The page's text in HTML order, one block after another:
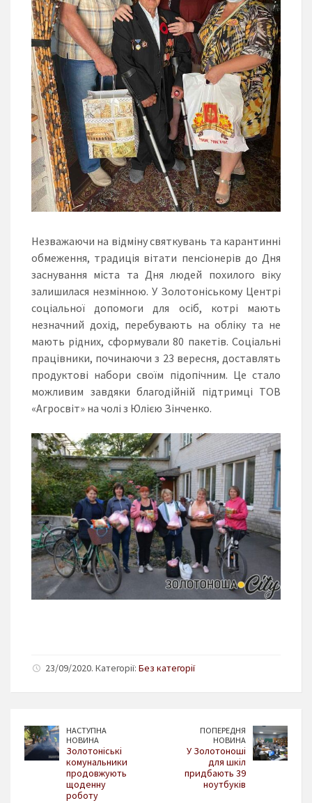
Незважаючи на відміну святкувань та карантинні
обмеження, традиція вітати пенсіонерів до Дня
заснування міста та Дня людей похилого віку
залишилася незмінною. У Золотоніському Центрі
соціальної допомоги для осіб, котрі мають
незначний дохід, перебувають на обліку та не
мають рідних, сформували 80 пакетів. Соціальні
працівники, починаючи з 23 вересня, доставлять
продуктові набори своїм підопічним. Це стало
можливим завдяки благодійній підтримці ТОВ
«Агросвіт» на чолі з Юлією Зінченко.
23/09/2020. Категорії: Без категорії
НАСТУПНА
НОВИНА
Золотоніські
комунальники
продовжують
щоденну
роботу
ПОПЕРЕДНЯ
НОВИНА
У Золотоноші
для шкіл
придбають 39
ноутбуків